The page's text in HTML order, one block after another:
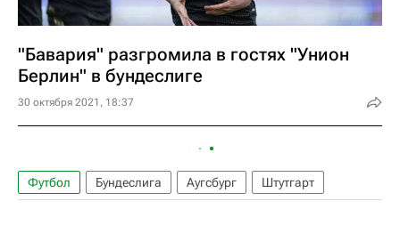
"Бавария" разгромила в гостях "Унион
Берлин" в бундеслиге
30 октября 2021, 18:37
Футбол Бундеслига Аугсбург Штутгарт